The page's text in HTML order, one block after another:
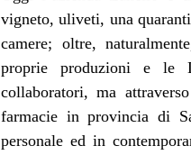
vigneto, uliveti, una
camere; oltre,
proprie produzioni e le
collaboratori, ma
farmacie in provincia di
personale ed in
negozio; un successo
orientano verso le Langhe
la novità è una comodità”.
ogni anno, su un
può dare. In etichetta poi il
Pietro’ per il Grignolino del